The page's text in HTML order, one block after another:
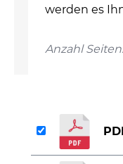
werden es
Anzahl